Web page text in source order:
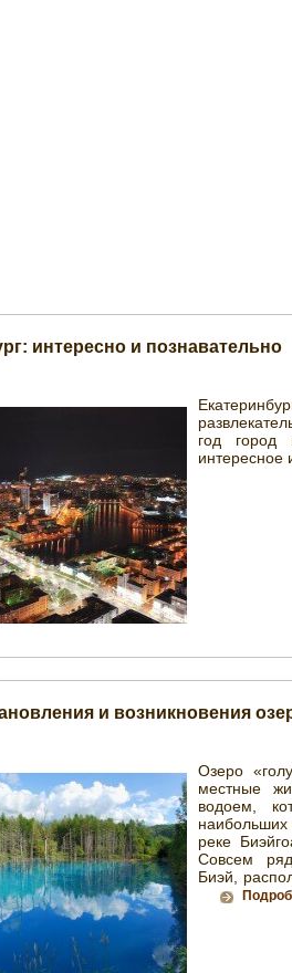
интересно и познавательно
год город
интересное
и возникновения
Озеро
местные
водоем,
реке
Совсем
Биэй,